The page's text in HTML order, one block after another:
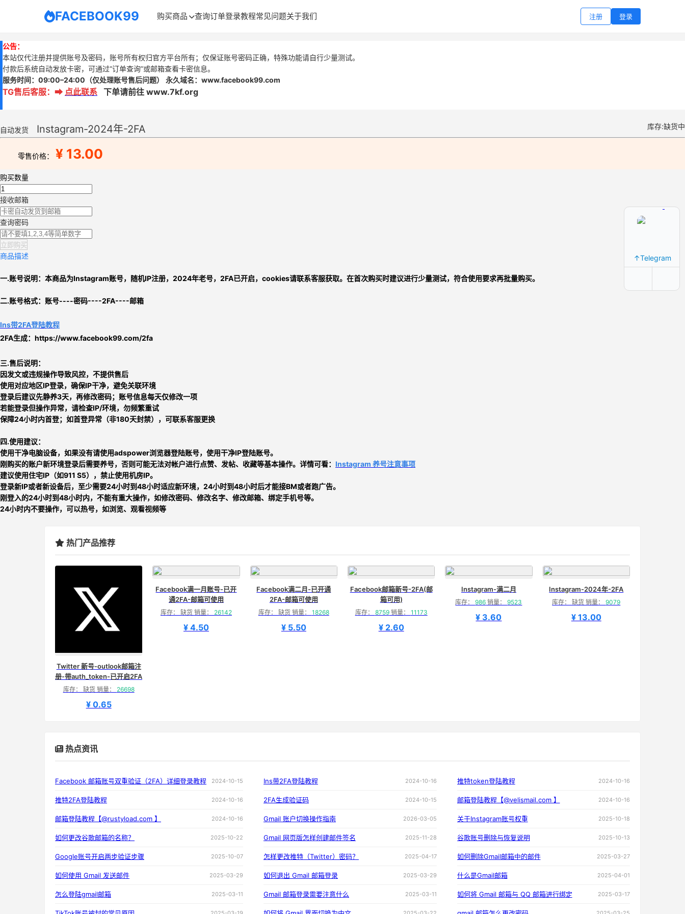
FACEBOOK99 购买商品 查询订单登录教程常见问题关于我们 注册 登录
公告：
本站仅代注册并提供账号及密码，账号所有权归官方平台所有；仅保证账号密码正确，特殊功能请自行少量测试。
付款后系统自动发放卡密，可通过“订单查询”或邮箱查看卡密信息。
服务时间： 09:00–24:00 （仅处理账号售后问题） 永久域名：www.facebook99.com
TG售后客服： ➡ 点此联系 下单请前往 www.7kf.org
自动发货 Instagram-2024年-2FA 库存:缺货中
零售价格： ¥ 13.00
购买数量
接收邮箱
查询密码
立即购买
商品描述
一.账号说明：本商品为Instagram账号， 随机IP注册，2024年老号，2FA已开启， cookies请联系客服获取。在首次购买时建议进行少量测试，符合使用要求再批量购买。
二.账号格式： 账号----密码----2FA----邮箱
Ins带2FA登陆教程
2FA生成： https://www.facebook99.com/2fa
三.售后说明：
因发文或违规操作导致风控，不提供售后
使用对应地区IP登录，确保IP干净，避免关联环境
登录后建议先静养3天，再修改密码；账号信息每天仅修改一项
若能登录但操作异常，请检查IP/环境，勿频繁重试
保障24小时内首登；如首登异常（非180天封禁），可联系客服更换
四.使用建议：
使用干净电脑设备，如果没有请使用adspower浏览器登陆账号，使用干净IP登陆账号。
刚购买的账户新环境登录后需要养号，否则可能无法对帐户进行点赞、发帖、收藏等基本操作。详情可看： Instagram 养号注意事项
建议使用住宅IP（如911 S5），禁止使用机房IP。
登录新IP或者新设备后，至少需要24小时到48小时适应新环境，24小时到48小时后才能接BM或者跑广告。
刚登入的24小时到48小时内，不能有重大操作，如修改密码、修改名字、修改邮箱、绑定手机号等。
24小时内不要操作，可以热号，如浏览、观看视频等
热门产品推荐
Twitter 新号-outlook邮箱注
册-带auth_token-已开启2FA
库存： 缺货 销量： 26698
¥ 0.65
Facebook满一月账号-已开
通2FA-邮箱可使用
库存： 缺货 销量： 26142
¥ 4.50
Facebook满二月-已开通
2FA-邮箱可使用
库存： 缺货 销量： 18268
¥ 5.50
Facebook邮箱新号-2FA(邮
箱可用)
库存： 8759销量： 11173
¥ 2.60
Instagram-满二月
库存：986 销量：9523
¥ 3.60
Instagram-2024年-2FA
库存： 缺货 销量：9079
¥ 13.00
热点资讯
Facebook 邮箱账号双重验证（2FA）详细登录教程 2024-10-15 Ins带2FA登陆教程 2024-10-16 推特token登陆教程 2024-10-16
推特2FA登陆教程 2024-10-16 2FA生成验证码 2024-10-15 邮箱登陆教程【@velismail.com 】 2024-10-16
邮箱登陆教程【@rustyload.com 】 2024-10-16 Gmail 账户切换操作指南 2026-03-05 关于Instagram账号权重 2025-10-18
如何更改谷歌邮箱的名称？ 2025-10-22 Gmail 网页版怎样创建邮件签名 2025-11-28 谷歌账号删除与恢复说明 2025-10-13
Google账号开启两步验证步骤 2025-10-07 怎样更改推特（Twitter）密码？ 2025-04-17 如何删除Gmail邮箱中的邮件 2025-03-27
如何使用 Gmail 发送邮件 2025-03-29 如何退出 Gmail 邮箱登录 2025-03-29 什么是Gmail邮箱 2025-04-01
怎么登陆gmail邮箱 2025-03-11 Gmail 邮箱登录需要注意什么 2025-03-11 如何将 Gmail 邮箱与 QQ 邮箱进行绑定 2025-03-17
↑Telegram